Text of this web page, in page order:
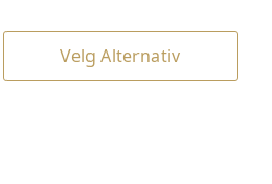
kr 899,00.
kr 599,00.
Velg Alternativ
Dette
produktet
har